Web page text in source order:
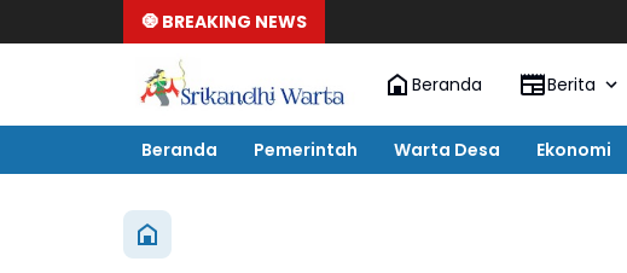
🧿 BREAKING NEWS
Beranda Berita
Beranda Pemerintah Warta Desa Ekonomi